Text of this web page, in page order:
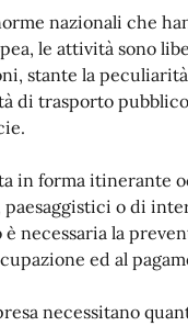
nazionali che
le attività sono
stante la
di trasporto
in forma
o di
necessaria la
ed al
necessitano